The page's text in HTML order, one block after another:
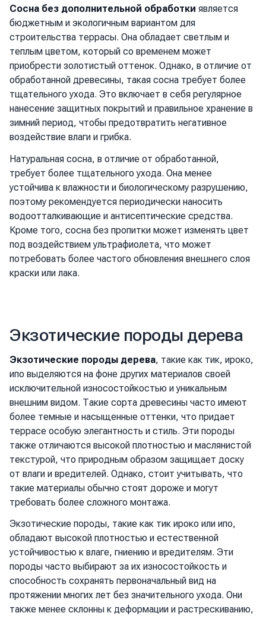
Сосна без дополнительной обработки является
бюджетным и экологичным вариантом для
строительства террасы. Она обладает светлым и
теплым цветом, который со временем может
приобрести золотистый оттенок. Однако, в отличие от
обработанной древесины, такая сосна требует более
тщательного ухода. Это включает в себя регулярное
нанесение защитных покрытий и правильное хранение в
зимний период, чтобы предотвратить негативное
воздействие влаги и грибка.
Натуральная сосна, в отличие от обработанной,
требует более тщательного ухода. Она менее
устойчива к влажности и биологическому разрушению,
поэтому рекомендуется периодически наносить
водоотталкивающие и антисептические средства.
Кроме того, сосна без пропитки может изменять цвет
под воздействием ультрафиолета, что может
потребовать более частого обновления внешнего слоя
краски или лака.
Экзотические породы дерева
Экзотические породы дерева, такие как тик, ироко,
ипо выделяются на фоне других материалов своей
исключительной износостойкостью и уникальным
внешним видом. Такие сорта древесины часто имеют
более темные и насыщенные оттенки, что придает
террасе особую элегантность и стиль. Эти породы
также отличаются высокой плотностью и маслянистой
текстурой, что природным образом защищает доску
от влаги и вредителей. Однако, стоит учитывать, что
такие материалы обычно стоят дороже и могут
требовать более сложного монтажа.
Экзотические породы, такие как тик ироко или ипо,
обладают высокой плотностью и естественной
устойчивостью к влаге, гниению и вредителям. Эти
породы часто выбирают за их износостойкость и
способность сохранять первоначальный вид на
протяжении многих лет без значительного ухода. Они
также менее склонны к деформации и растрескиванию,